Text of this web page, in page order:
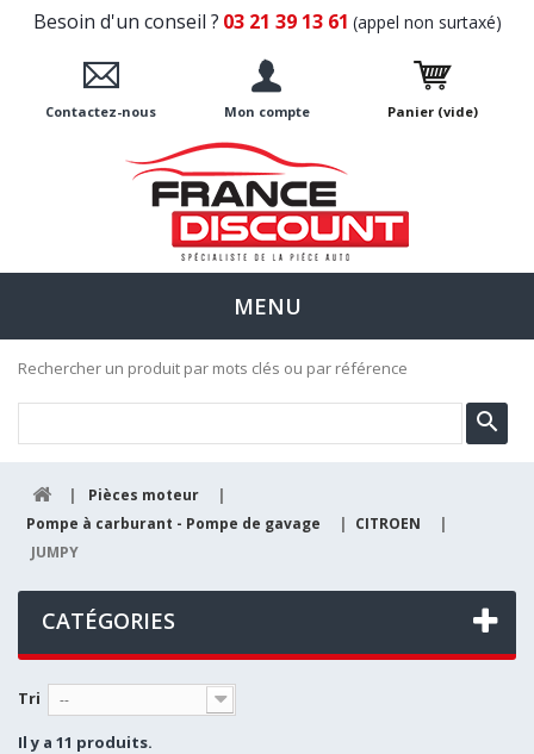
Besoin d'un conseil ? 03 21 39 13 61 (appel non surtaxé)
Contactez-nous Mon compte Panier (vide)
MENU
Rechercher un produit par mots clés ou par référence
| Pièces moteur
|
Pompe à carburant - Pompe de gavage
| CITROEN
|
JUMPY
CATÉGORIES
Tri --
Il y a 11 produits.